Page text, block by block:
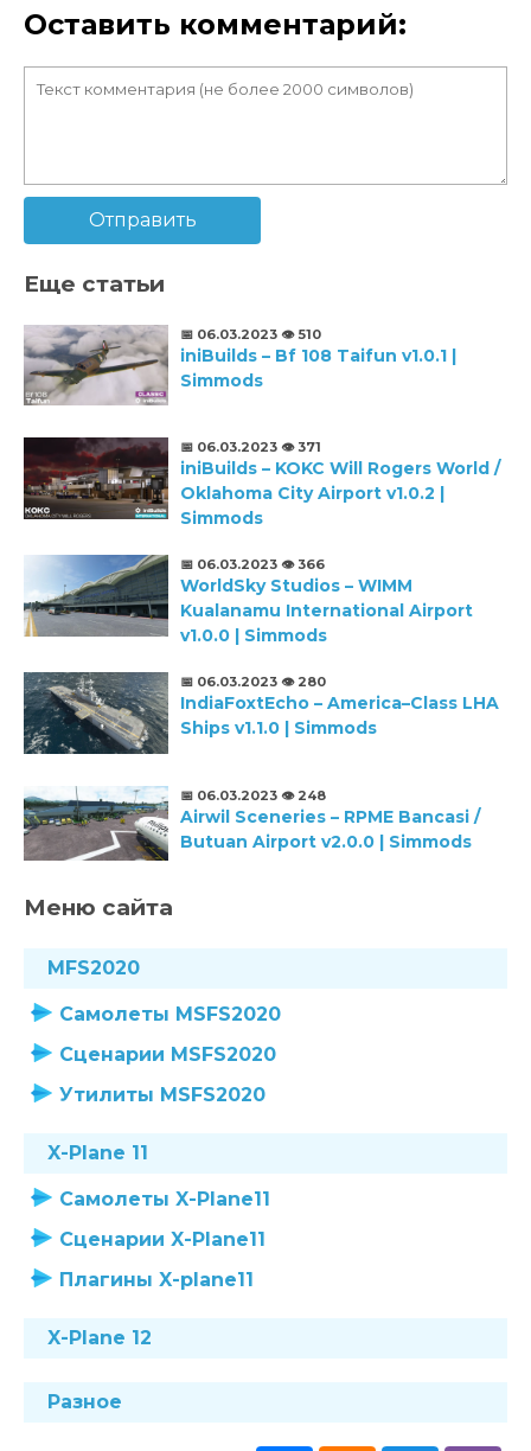
Оставить комментарий:
Отправить
Еще статьи
📅 06.03.2023 👁️ 510
iniBuilds – Bf 108 Taifun v1.0.1 |
Simmods
📅 06.03.2023 👁️ 371
iniBuilds – KOKC Will Rogers World /
Oklahoma City Airport v1.0.2 |
Simmods
📅 06.03.2023 👁️ 366
WorldSky Studios – WIMM
Kualanamu International Airport
v1.0.0 | Simmods
📅 06.03.2023 👁️ 280
IndiaFoxtEcho – America–Class LHA
Ships v1.1.0 | Simmods
📅 06.03.2023 👁️ 248
Airwil Sceneries – RPME Bancasi /
Butuan Airport v2.0.0 | Simmods
Меню сайта
MFS2020
Самолеты MSFS2020
Сценарии MSFS2020
Утилиты MSFS2020
X-Plane 11
Самолеты X-Plane11
Сценарии X-Plane11
Плагины X-plane11
X-Plane 12
Разное